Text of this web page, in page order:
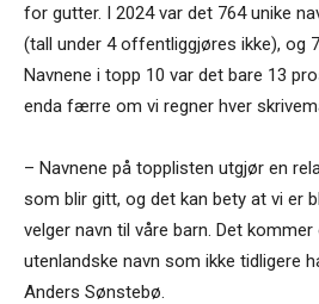
for gutter. I 2024 var det 764 unike
(tall under 4 offentliggjøres ikke), og
Navnene i topp 10 var det bare 13
enda færre om vi regner hver
– Navnene på topplisten utgjør en
som blir gitt, og det kan bety at vi er
velger navn til våre barn. Det kommer
utenlandske navn som ikke tidligere
Anders Sønstebø.